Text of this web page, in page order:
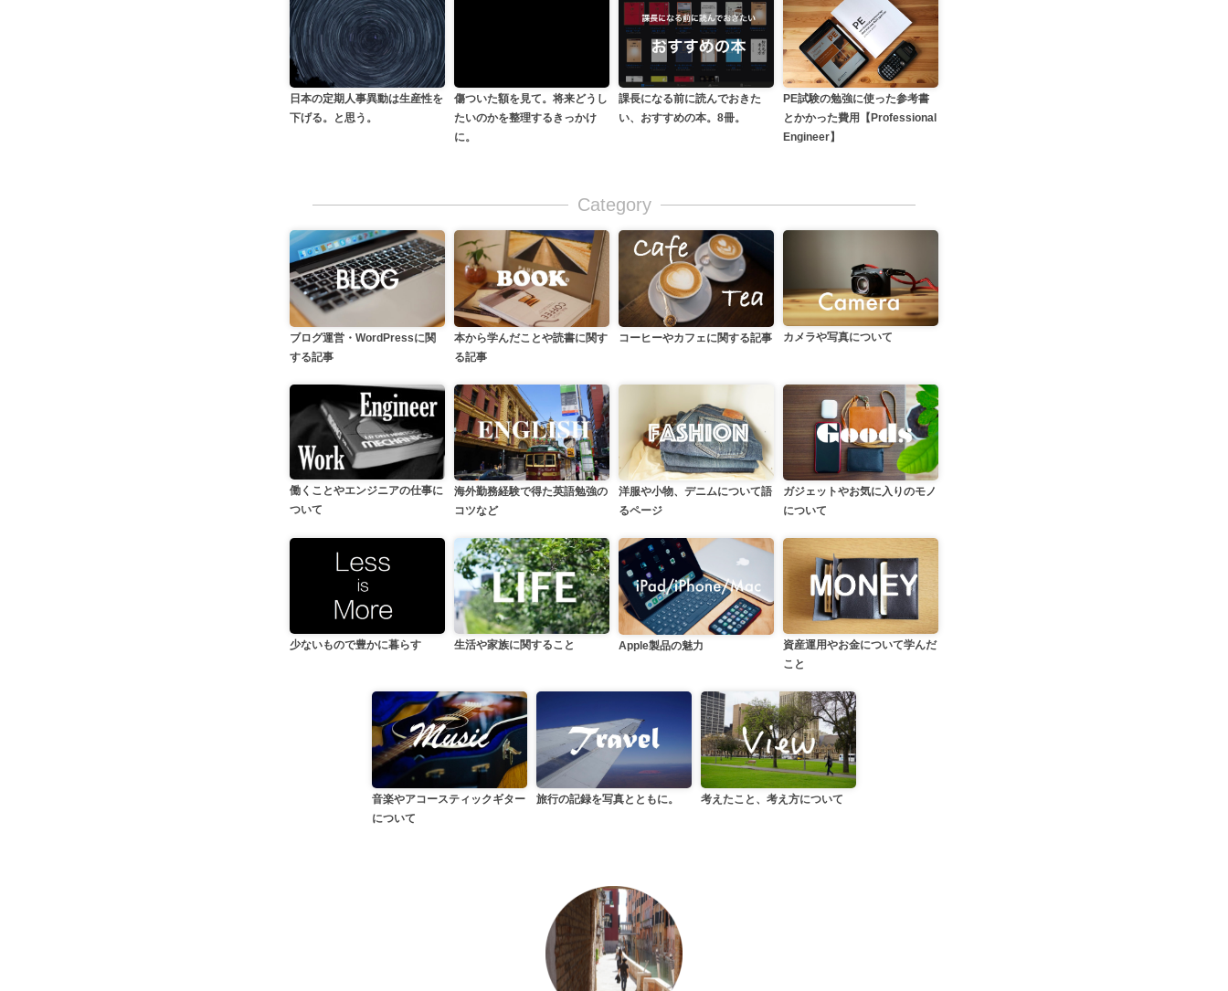
日本の定期人事異動は生産性を
下げる。と思う。
傷ついた額を見て。将来どうし
たいのかを整理するきっかけ
に。
課長になる前に読んでおきた
い、おすすめの本。8冊。
PE試験の勉強に使った参考書
とかかった費用【Professional
Engineer】
Category
ブログ運営・WordPressに関
する記事
本から学んだことや読書に関す
る記事
コーヒーやカフェに関する記事 カメラや写真について
働くことやエンジニアの仕事に
ついて
海外勤務経験で得た英語勉強の
コツなど
洋服や小物、デニムについて語
るページ
ガジェットやお気に入りのモノ
について
少ないもので豊かに暮らす 生活や家族に関すること Apple製品の魅力
資産運用やお金について学んだ
こと
音楽やアコースティックギター
について
旅行の記録を写真とともに。 考えたこと、考え方について